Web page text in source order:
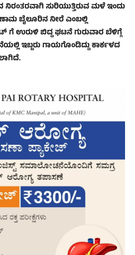
ಸುರಿಯುತ್ತಿರುವ ಮಳೆ ಇಂದು
ಬೈಲೂರಿನ ನೀರೆ ಎಂಬಲ್ಲಿ
ಉರುಳಿ ಬಿದ್ದ ಘಟನೆ ಗುರುವಾರ ಬೆಳಿಗ್ಗೆ
ಇಬ್ಬರು ಗಾಯಗೊಂಡಿದ್ದು ಕಾರ್ಕಳದ